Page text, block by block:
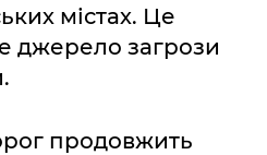
містах. Це
джерело загрози
продовжить